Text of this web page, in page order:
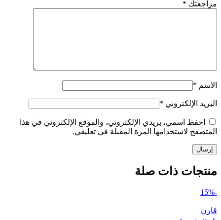
مراجعتك *
الاسم *
البريد الإلكتروني *
احفظ اسمي، بريدي الإلكتروني، والموقع الإلكتروني في هذا
المتصفح لاستخدامها المرة المقبلة في تعليقي.
منتجات ذات صلة
-15%
قارن